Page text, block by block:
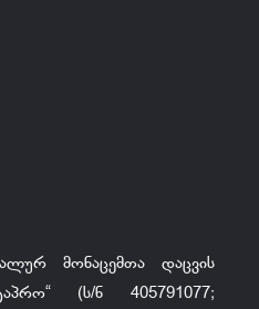
მონაცემთა დაცვის
(ს/ნ 405791077;